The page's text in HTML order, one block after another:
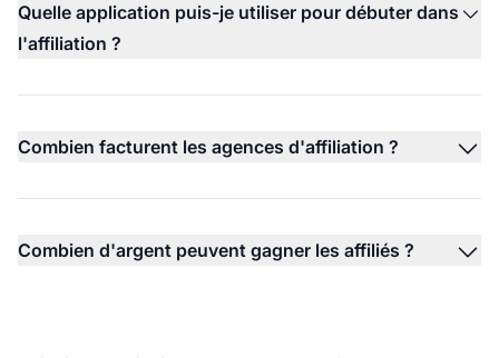
Quelle application puis-je utiliser pour débuter dans
l'affiliation ?
Combien facturent les agences d'affiliation ?
Combien d'argent peuvent gagner les affiliés ?